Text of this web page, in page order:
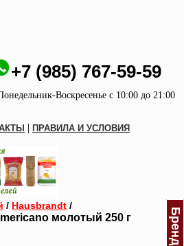
+7 (985) 767-59-59
Воскресенье с 10:00 до 21:00
| ПРАВИЛА И УСЛОВИЯ
/ Hausbrandt /
молотый 250 г Бренд